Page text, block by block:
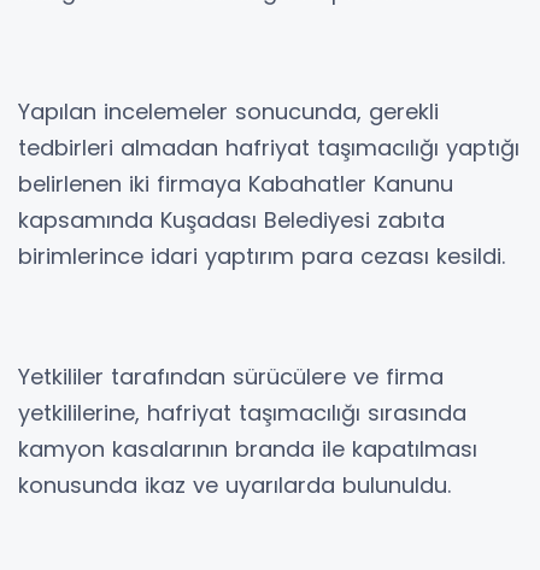
Yapılan incelemeler sonucunda, gerekli
tedbirleri almadan hafriyat taşımacılığı yaptığı
belirlenen iki firmaya Kabahatler Kanunu
kapsamında Kuşadası Belediyesi zabıta
birimlerince idari yaptırım para cezası kesildi.
Yetkililer tarafından sürücülere ve firma
yetkililerine, hafriyat taşımacılığı sırasında
kamyon kasalarının branda ile kapatılması
konusunda ikaz ve uyarılarda bulunuldu.